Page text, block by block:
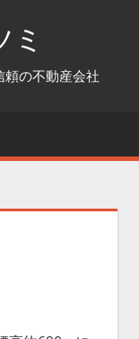
ミ
の不動産会社